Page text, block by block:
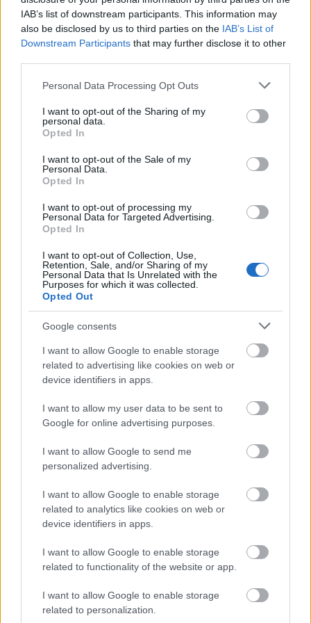
IAB’s list of downstream participants. This information may
also be disclosed by us to third parties on the IAB’s List of
Downstream Participants that may further disclose it to other
Please note that this website/app uses one or more Google
not limited to your visit or usage behaviour. You may click to
grant or deny consent to Google and its third-party tags to
use your data for below specified purposes in below Google
consent section.
Personal Data Processing Opt Outs
I want to opt-out of the Sharing of my
personal data.
Opted In
I want to opt-out of the Sale of my
Personal Data.
Opted In
I want to opt-out of processing my
Personal Data for Targeted Advertising.
Opted In
I want to opt-out of Collection, Use,
Retention, Sale, and/or Sharing of my
Personal Data that Is Unrelated with the
Purposes for which it was collected.
Opted Out
Google consents
I want to allow Google to enable storage
related to advertising like cookies on web or
device identifiers in apps.
I want to allow my user data to be sent to
Google for online advertising purposes.
I want to allow Google to send me
personalized advertising.
I want to allow Google to enable storage
related to analytics like cookies on web or
device identifiers in apps.
I want to allow Google to enable storage
related to functionality of the website or app.
I want to allow Google to enable storage
related to personalization.
néhány hozzászólást. Pedig a kiragadott
szavak csak címek, nevek, hangzatos, de üres
betűhalmazok. Gyurcsány vagy Orbán?
Jobboldal vagy baloldal? Mondd ki az egyiket,
érdekel. Az egyik azt mondja, hazudott, de
többé nem fog. A másik meg, hogy eddig sem
hazudott és eztán sem fog. Vérmérséklet
kérdése, kinek mi a szimpatikusabb. Holott
mindkettő hazudik folyamatosan, arro és
bori. A kettő valójában egy, ugyanarról van
szó, de mi hajlamosak vagyunk az ostobaság
oly fokára is, hogy a hazugságszisztéma
mellett-alatt-mögött-felett átívelő párbeszéd
helyett belesüppedünk a kis magyar-
ázatokba. Jó kis mocsár, először
pancsikolunk benne, aztán fojtogatjuk
egymást, és amikor merülni kezdünk,
mindannyian, akkor ahelyett, hogy egymást
kezet, amely segítségünkre lenne. Hátha bot
az, amelyik ütni akar. És akkor, ha már,
üssünk inkább mi. És most ott tartunk, hogy
lassan késő. De legyünk optimisták – ez az
A hiba tehát nem a készülékben van, hanem
bennünk. Ideje lenne ezt észrevenni, és nem
a szerelőt várni, hogy ő majd megmondja a
Szerintem erről (is) szól Novák Péter, és
azok, akik itt mondják a magukét,
partravetettként.
Mi az, amit önök itt most hazudnak?
Mi? Megpróbálunk minél kevesebbet.
Egymásnak, és mindenek előtt